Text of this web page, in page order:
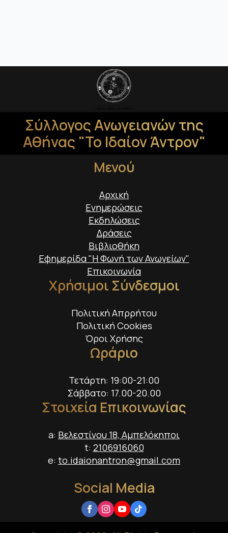
Σύλλογος Ανωγειανών της
Αθήνας "Το Ιδαίον Άντρον"
Μενού
Αρχική
Ενημερώσεις
Εκδηλώσεις
Δράσεις
Βιβλιοθήκη
Εφημερίδα "Η Φωνή των Ανωγείων"
Επικοινωνία
Χρήσιμοι Σύνδεσμοι
Πολιτική Απρρήτου
Πολιτική Cookies
Όροι Χρήσης
Ωράριο
Τετάρτη: 19:00-21:00
Σάββατο: 17.00-20.00
Στοιχεία Επικοινωνίας
a: Βελεστίνου 18, Αμπελόκηποι
t: 2106916060
e: to.idaionantron@gmail.com
Social Media